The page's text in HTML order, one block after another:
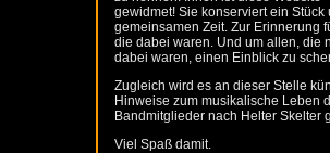
gewidmet! Sie konserviert ein Stück
gemeinsamen Zeit. Zur Erinnerung
die dabei waren. Und um allen, die
dabei waren, einen Einblick zu
Zugleich wird es an dieser Stelle
Hinweise zum musikalische Leben
Bandmitglieder nach Helter Skelter
Viel Spaß damit.